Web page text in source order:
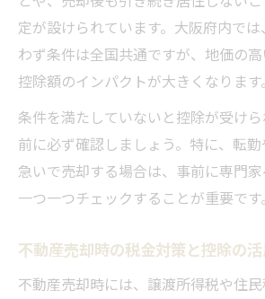
定が設けられています。大阪府内で
わず条件は全国共通ですが、地価の
控除額のインパクトが大きくなります。
条件を満たしていないと控除が受け
前に必ず確認しましょう。特に、転
急いで売却する場合は、事前に専門
一つ一つチェックすることが重要です。
不動産売却時の税金対策と控除の
不動産売却時には、譲渡所得税や住